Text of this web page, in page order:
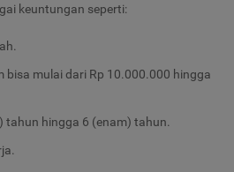
keuntungan seperti:
bisa mulai dari Rp 10.000.000 hingga
tahun hingga 6 (enam) tahun.